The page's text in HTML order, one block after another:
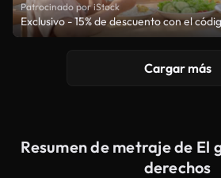
Patrocinado por iStock
Exclusivo - 15% de descuento con el
Cargar más
Resumen de metraje de El
derechos